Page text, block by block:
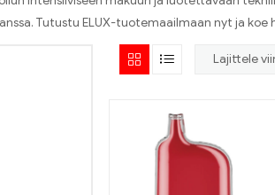
Tutustu ELUX-tuotemaailmaan nyt ja